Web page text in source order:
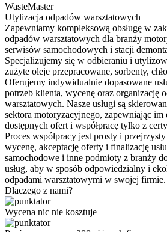
WasteMaster
Utylizacja odpadów warsztatowych
Zapewniamy kompleksową obsługę w
odpadów warsztatowych dla branży
serwisów samochodowych i stacji
Specjalizujemy się w odbieraniu i
zużyte oleje przepracowane, sorbenty,
Oferujemy indywidualnie dopasowane
potrzeb klienta, wycenę oraz organizację
warsztatowych. Nasze usługi są
sektora motoryzacyjnego, zapewniając im
dostępnych ofert i współpracę tylko z
Proces współpracy jest prosty i
wycenę, akceptację oferty i finalizację
samochodowe i inne podmioty z branży
usług, aby w sposób odpowiedzialny i
odpadami warsztatowymi w swojej firmie.
Dlaczego z nami?
Wycena nic nie kosztuje